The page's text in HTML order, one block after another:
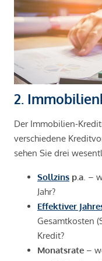
2.
Der Immobilien-
verschiedene
sehen Sie drei
Sollzins p.a . –
Jahr?
Effektiver
Gesamtkosten
Kredit?
Monatsrate –